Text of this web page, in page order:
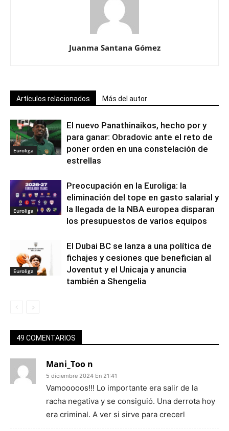
Juanma Santana Gómez
Artículos relacionados Más del autor
Euroliga
El nuevo Panathinaikos, hecho por y
para ganar: Obradovic ante el reto de
poner orden en una constelación de
estrellas
Euroliga
Preocupación en la Euroliga: la
eliminación del tope en gasto salarial y
la llegada de la NBA europea disparan
los presupuestos de varios equipos
Euroliga
El Dubai BC se lanza a una política de
fichajes y cesiones que benefician al
Joventut y el Unicaja y anuncia
también a Shengelia
49 COMENTARIOS
Mani_Too n
5 diciembre 2024 En 21:41
Vamooooos!!! Lo importante era salir de la
racha negativa y se consiguió. Una derrota hoy
era criminal. A ver si sirve para crecerl